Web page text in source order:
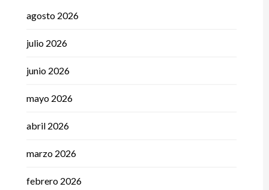
agosto 2026
julio 2026
junio 2026
mayo 2026
abril 2026
marzo 2026
febrero 2026